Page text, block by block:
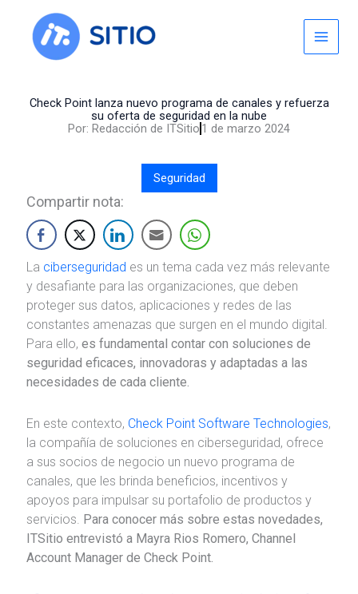
content
Check Point lanza nuevo programa de canales y refuerza
su oferta de seguridad en la nube
Por: Redacción de ITSitio 1 de marzo 2024
Seguridad
Compartir nota:
La ciberseguridad es un tema cada vez más relevante
y desafiante para las organizaciones, que deben
proteger sus datos, aplicaciones y redes de las
constantes amenazas que surgen en el mundo digital.
Para ello, es fundamental contar con soluciones de
seguridad eficaces, innovadoras y adaptadas a las
necesidades de cada cliente.
En este contexto, Check Point Software Technologies,
la compañía de soluciones en ciberseguridad, ofrece
a sus socios de negocio un nuevo programa de
canales, que les brinda beneficios, incentivos y
apoyos para impulsar su portafolio de productos y
servicios. Para conocer más sobre estas novedades,
ITSitio entrevistó a Mayra Rios Romero, Channel
Account Manager de Check Point.